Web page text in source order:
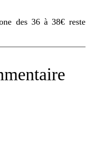
des 36 à 38€ reste